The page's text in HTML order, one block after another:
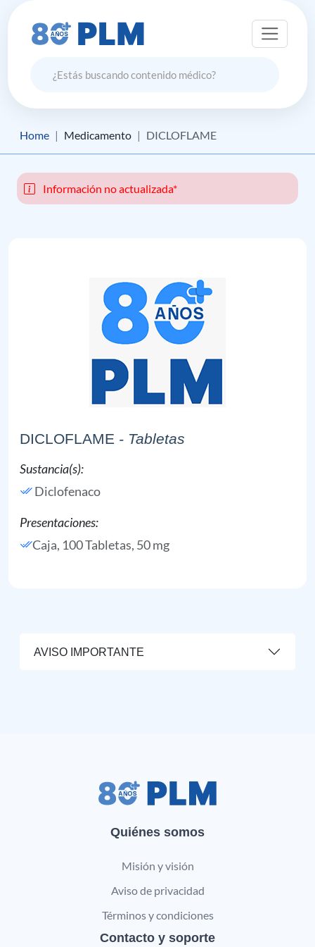
Home Medicamento DICLOFLAME
Información no actualizada*
DICLOFLAME - Tabletas
Sustancia(s):
Diclofenaco
Presentaciones:
Caja, 100 Tabletas, 50 mg
AVISO IMPORTANTE
Quiénes somos
Misión y visión
Aviso de privacidad
Términos y condiciones
Contacto y soporte